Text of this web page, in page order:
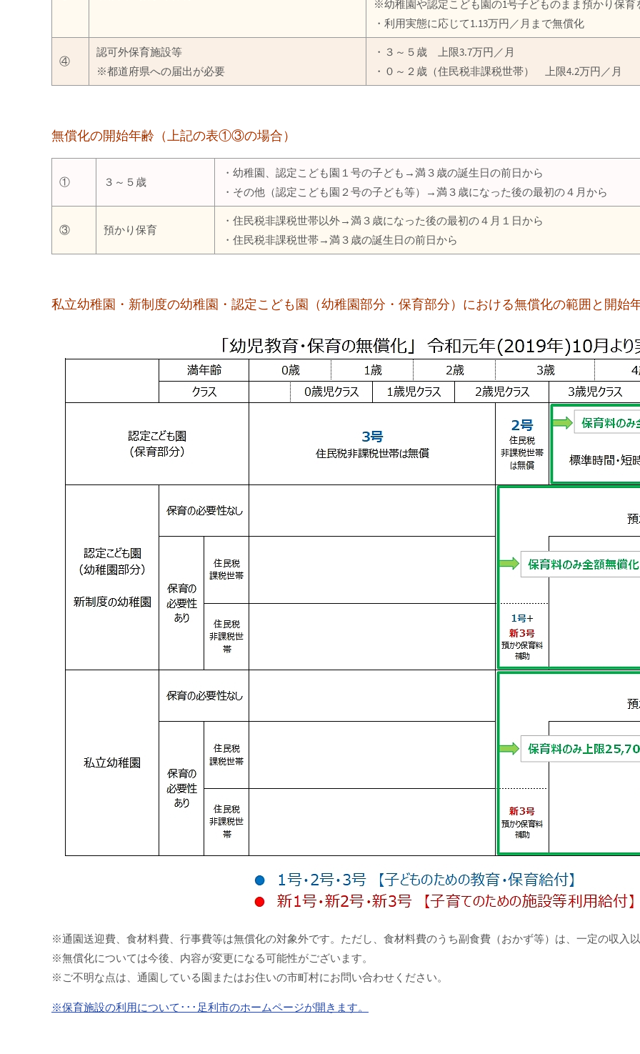
※幼稚園や認定こども園の1号子どものまま預かり保育
・利用実態に応じて1.13万円／月まで無償化
④
認可外保育施設等
※都道府県への届出が必要
・３～５歳 上限3.7万円／月
・０～２歳（住民税非課税世帯） 上限4.2万円／月
無償化の開始年齢（上記の表①③の場合）
① ３～５歳
・幼稚園、認定こども園１号の子ども→満３歳の誕生日の前日から
・その他（認定こども園２号の子ども等）→満３歳になった後の最初の４月から
③ 預かり保育
・住民税非課税世帯以外→満３歳になった後の最初の４月１日から
・住民税非課税世帯→満３歳の誕生日の前日から
私立幼稚園・新制度の幼稚園・認定こども園（幼稚園部分・保育部分）における無償化の範囲と開始
※通園送迎費、食材料費、行事費等は無償化の対象外です。ただし、食材料費のうち副食費（おかず等）は、一定の収入
※無償化については今後、内容が変更になる可能性がございます。
※ご不明な点は、通園している園またはお住いの市町村にお問い合わせください。
※保育施設の利用について･･･足利市のホームページが開きます。